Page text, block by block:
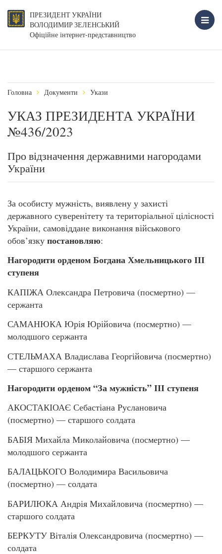
ПРЕЗИДЕНТ УКРАЇНИ
ВОЛОДИМИР ЗЕЛЕНСЬКИЙ
Офіційне інтернет-представництво
Головна Документи Укази
УКАЗ ПРЕЗИДЕНТА УКРАЇНИ
№436/2023
Про відзначення державними нагородами
України
За особисту мужність, виявлену у захисті
державного суверенітету та територіальної цілісності
України, самовіддане виконання військового
обов’язку постановляю:
Нагородити орденом Богдана Хмельницького ІІІ
ступеня
КАПІЖА Олександра Петровича (посмертно) —
сержанта
САМАНЮКА Юрія Юрійовича (посмертно) —
молодшого сержанта
СТЕЛЬМАХА Владислава Георгійовича (посмертно)
— старшого сержанта
Нагородити орденом “За мужність” ІІІ ступеня
АКОСТАКІОАЄ Себастіана Руслановича
(посмертно) — старшого солдата
БАБІЯ Михайла Миколайовича (посмертно) —
молодшого сержанта
БАЛАЦЬКОГО Володимира Васильовича
(посмертно) — солдата
БАРИЛЮКА Андрія Михайловича (посмертно) —
старшого солдата
БЕРКУТУ Віталія Олександровича (посмертно) —
солдата